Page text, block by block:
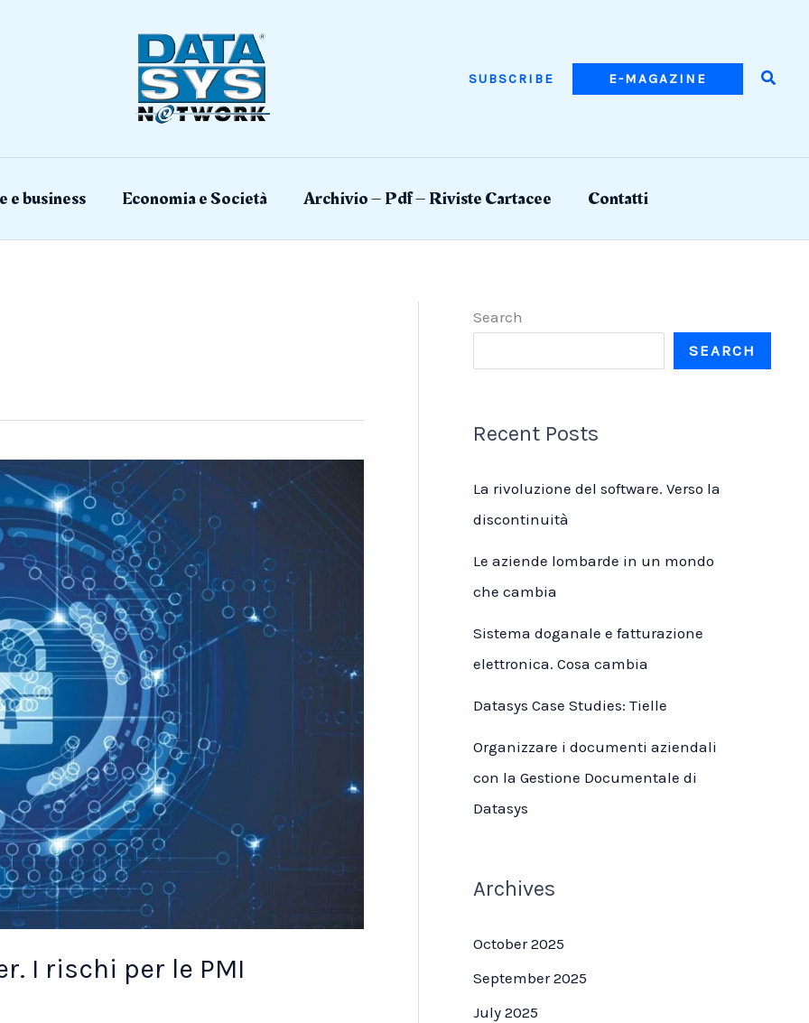
SUBSCRIBE E-MAGAZINE
e business Economia e Società Archivio – Pdf – Riviste Cartacee Contatti
I rischi per le PMI
Search
SEARCH
Recent Posts
La rivoluzione del software. Verso la
discontinuità
Le aziende lombarde in un mondo
che cambia
Sistema doganale e fatturazione
elettronica. Cosa cambia
Datasys Case Studies: Tielle
Organizzare i documenti aziendali
con la Gestione Documentale di
Datasys
Archives
October 2025
September 2025
July 2025